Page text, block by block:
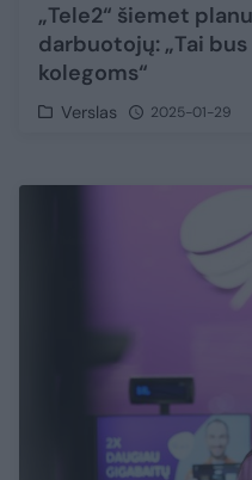
„Tele2“ šiemet
darbuotojų: „Tai
kolegoms“
Verslas 2025-01-29